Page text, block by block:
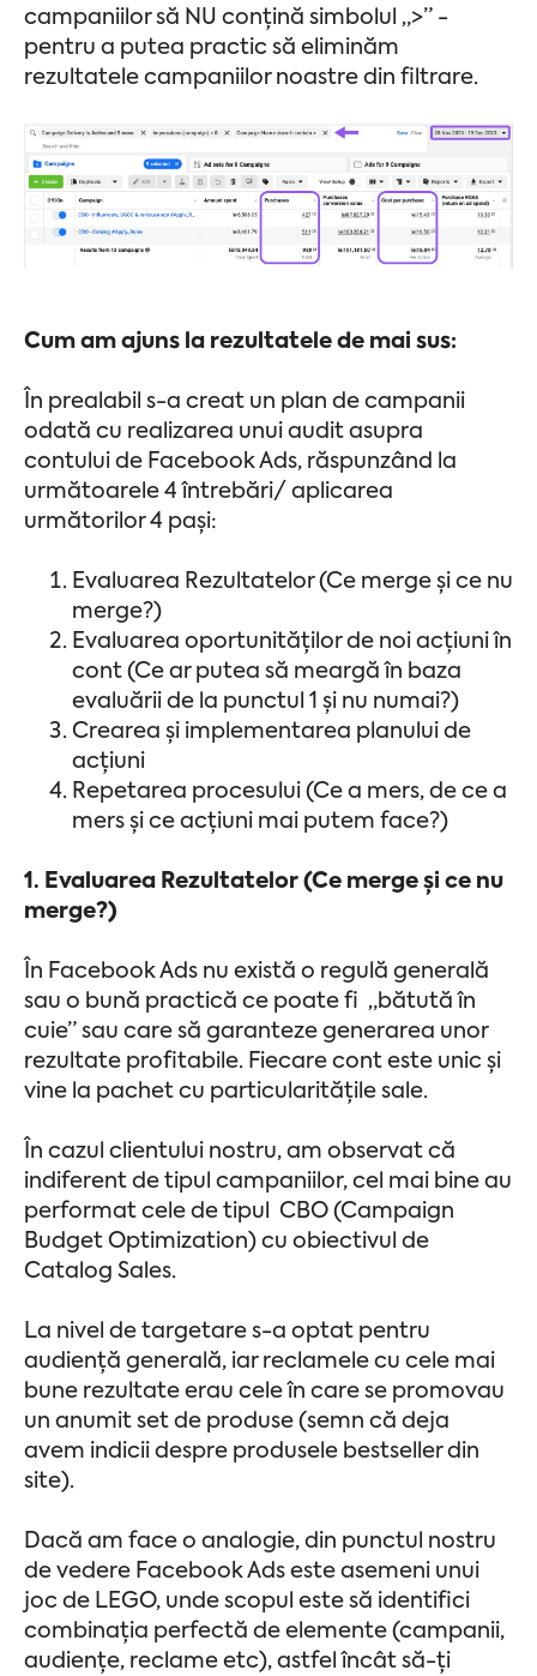
campaniilor să NU conțină simbolul „>” -
pentru a putea practic să eliminăm
rezultatele campaniilor noastre din filtrare.
Cum am ajuns la rezultatele de mai sus:
În prealabil s-a creat un plan de campanii
odată cu realizarea unui audit asupra
contului de Facebook Ads, răspunzând la
următoarele 4 întrebări/ aplicarea
următorilor 4 pași:
Evaluarea Rezultatelor (Ce merge și ce nu
merge?)
Evaluarea oportunităților de noi acțiuni în
cont (Ce ar putea să meargă în baza
evaluării de la punctul 1 și nu numai?)
Crearea și implementarea planului de
acțiuni
Repetarea procesului (Ce a mers, de ce a
mers și ce acțiuni mai putem face?)
1. Evaluarea Rezultatelor (Ce merge și ce nu
merge?)
În Facebook Ads nu există o regulă generală
sau o bună practică ce poate fi „bătută în
cuie” sau care să garanteze generarea unor
rezultate profitabile. Fiecare cont este unic și
vine la pachet cu particularitățile sale.
În cazul clientului nostru, am observat că
indiferent de tipul campaniilor, cel mai bine au
performat cele de tipul CBO (Campaign
Budget Optimization) cu obiectivul de
Catalog Sales.
La nivel de targetare s-a optat pentru
audiență generală, iar reclamele cu cele mai
bune rezultate erau cele în care se promovau
un anumit set de produse (semn că deja
avem indicii despre produsele bestseller din
site).
Dacă am face o analogie, din punctul nostru
de vedere Facebook Ads este asemeni unui
joc de LEGO, unde scopul este să identifici
combinația perfectă de elemente (campanii,
audiențe, reclame etc), astfel încât să-ți